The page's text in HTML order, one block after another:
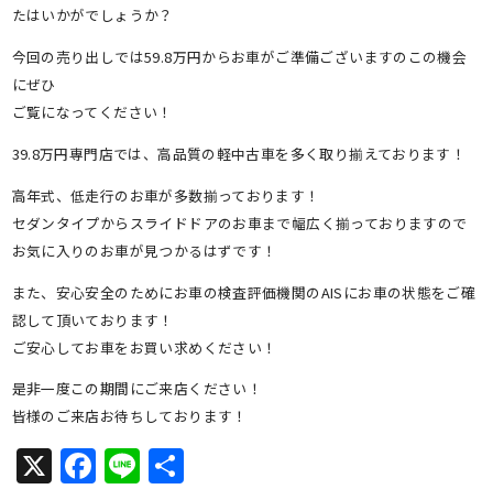
たはいかがでしょうか？
今回の売り出しでは59.8万円からお車がご準備ございますのこの機会
にぜひ
ご覧になってください！
39.8万円専門店では、高品質の軽中古車を多く取り揃えております！
高年式、低走行のお車が多数揃っております！
セダンタイプからスライドドアのお車まで幅広く揃っておりますので
お気に入りのお車が見つかるはずです！
また、安心安全のためにお車の検査評価機関のAISにお車の状態をご確
認して頂いております！
ご安心してお車をお買い求めください！
是非一度この期間にご来店ください！
皆様のご来店お待ちしております！
X Facebook
Line共